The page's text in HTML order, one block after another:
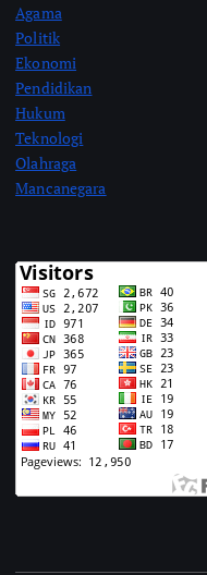
Agama
Politik
Ekonomi
Pendidikan
Hukum
Teknologi
Olahraga
Mancanegara